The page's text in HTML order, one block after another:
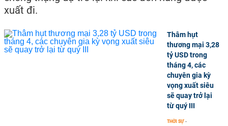
xuất đi.
Thâm hụt
thương mại 3,28
tỷ USD trong
tháng 4, các
chuyên gia kỳ
vọng xuất siêu
sẽ quay trở lại
từ quý III
THỜI SỰ -